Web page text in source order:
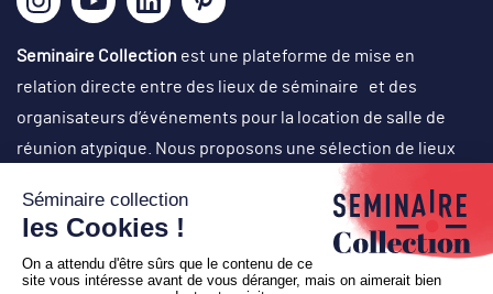
Seminaire Collection est une plateforme de mise en
relation directe entre des lieux de séminaire et des
organisateurs d’événements pour la location de salle de
réunion atypique. Nous proposons une sélection de lieux
originaux, singuliers et atypiques dans des cadres
exceptionnels, avec un choix d’activités originales en vue
d’organisation de réunions de travail, journées de cohésion,
off-site, comité de direction, conventions, team-building,